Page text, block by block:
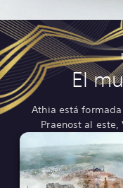
El
Athia está
Praenost al